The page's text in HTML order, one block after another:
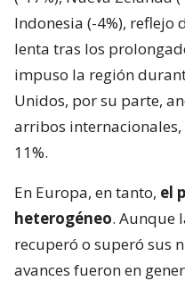
Indonesia (-4%), reflejo
lenta tras los
impuso la región
Unidos, por su parte,
arribos
11%.
En Europa, en tanto, el
heterogéneo. Aunque
recuperó o superó sus
avances fueron en